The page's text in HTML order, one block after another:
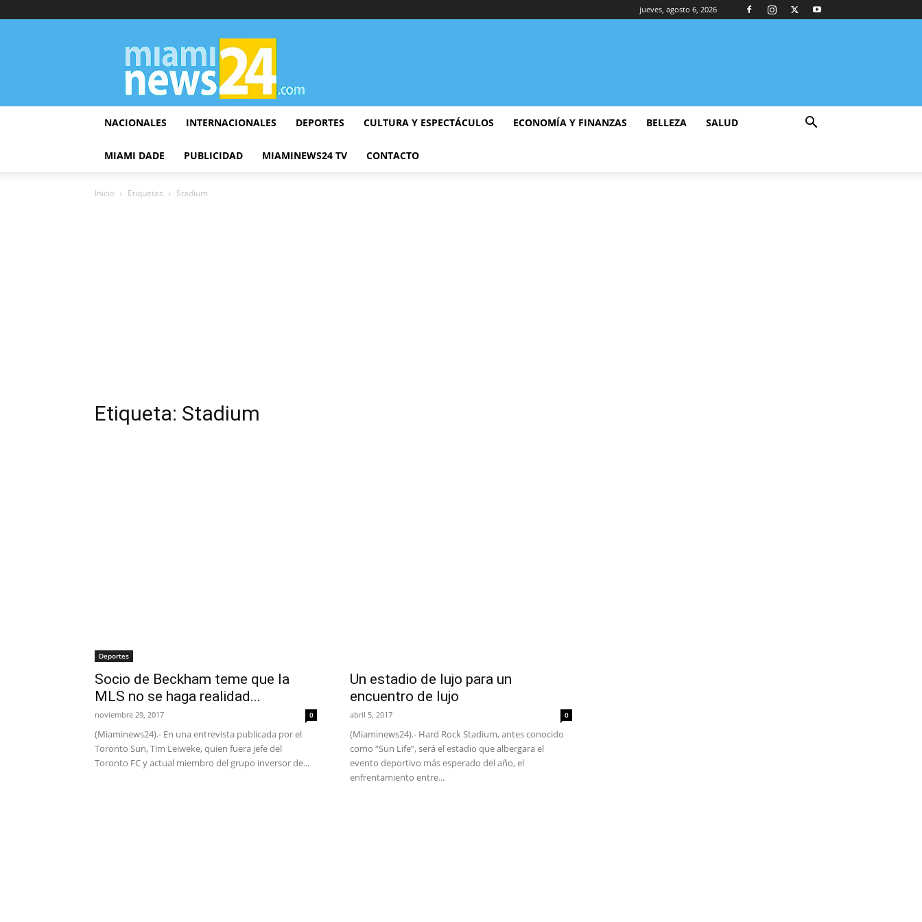
jueves, agosto 6, 2026
▷
Miami
News
24
NACIONALES INTERNACIONALES DEPORTES CULTURA Y ESPECTÁCULOS ECONOMÍA Y FINANZAS BELLEZA SALUD
MIAMI DADE PUBLICIDAD MIAMINEWS24 TV CONTACTO
Inicio Etiquetas Stadium
Etiqueta: Stadium
Deportes
Socio de Beckham teme que la
MLS no se haga realidad...
noviembre 29, 2017 0
(Miaminews24).- En una entrevista publicada por el
Toronto Sun, Tim Leiweke, quien fuera jefe del
Toronto FC y actual miembro del grupo inversor de...
Un estadio de lujo para un
encuentro de lujo
abril 5, 2017 0
(Miaminews24).- Hard Rock Stadium, antes conocido
como “Sun Life”, será el estadio que albergara el
evento deportivo más esperado del año, el
enfrentamiento entre...